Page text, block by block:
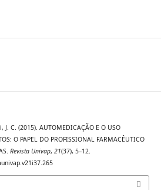
C. (2015). AUTOMEDICAÇÃO E O USO
O PAPEL DO PROFISSIONAL FARMACÊUTICO
Revista Univap, 21(37), 5–12.